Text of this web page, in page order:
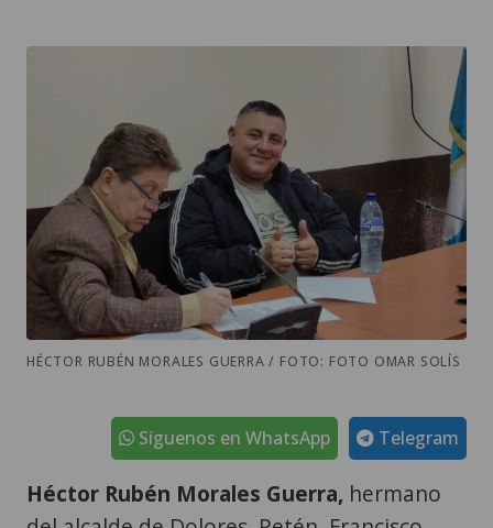
HÉCTOR RUBÉN MORALES GUERRA / FOTO: FOTO OMAR SOLÍS
Telegram
Síguenos en WhatsApp
Héctor Rubén Morales Guerra, hermano